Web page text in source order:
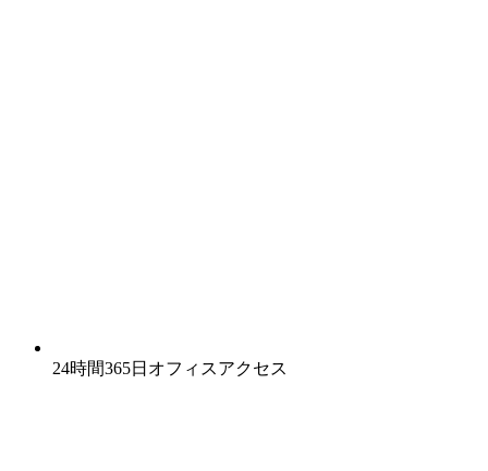
24時間365日オフィスアクセス